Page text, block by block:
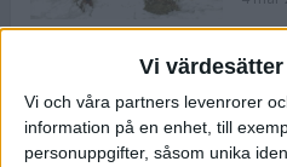
Vi
Vi och våra partners levenrorer
information på en enhet, till
personuppgifter, såsom unika
och
25